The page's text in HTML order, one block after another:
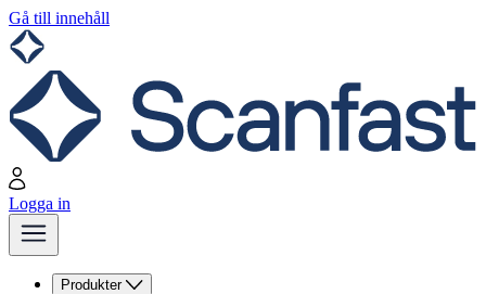
Gå till innehåll
Logga in
Produkter